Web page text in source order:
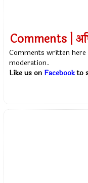
Comments |
Comments written
moderation.
Like us on Facebookto